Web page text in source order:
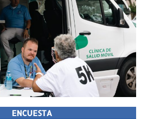
ENCUESTA